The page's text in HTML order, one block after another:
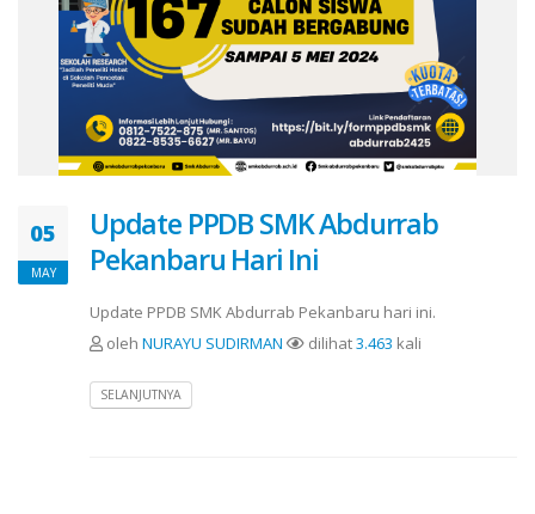
05
MAY
Update PPDB SMK Abdurrab
Pekanbaru Hari Ini
Update PPDB SMK Abdurrab Pekanbaru hari ini.
oleh NURAYU SUDIRMAN dilihat3.463 kali
SELANJUTNYA